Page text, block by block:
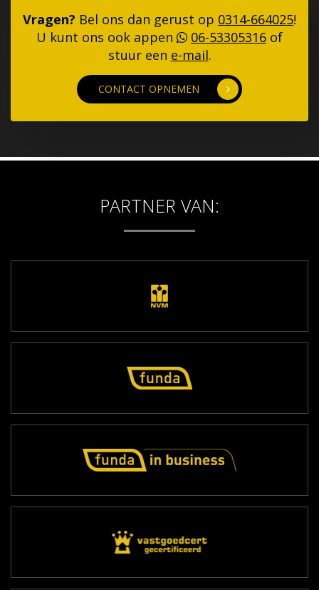
Vragen? Bel ons dan gerust op 0314-664025!
U kunt ons ook appen
06-53305316 of
stuur een e-mail.
CONTACT OPNEMEN
PARTNER VAN: